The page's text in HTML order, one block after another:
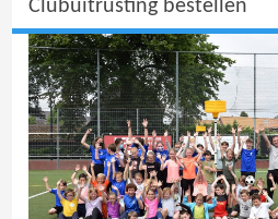
Clubuitrusting bestellen